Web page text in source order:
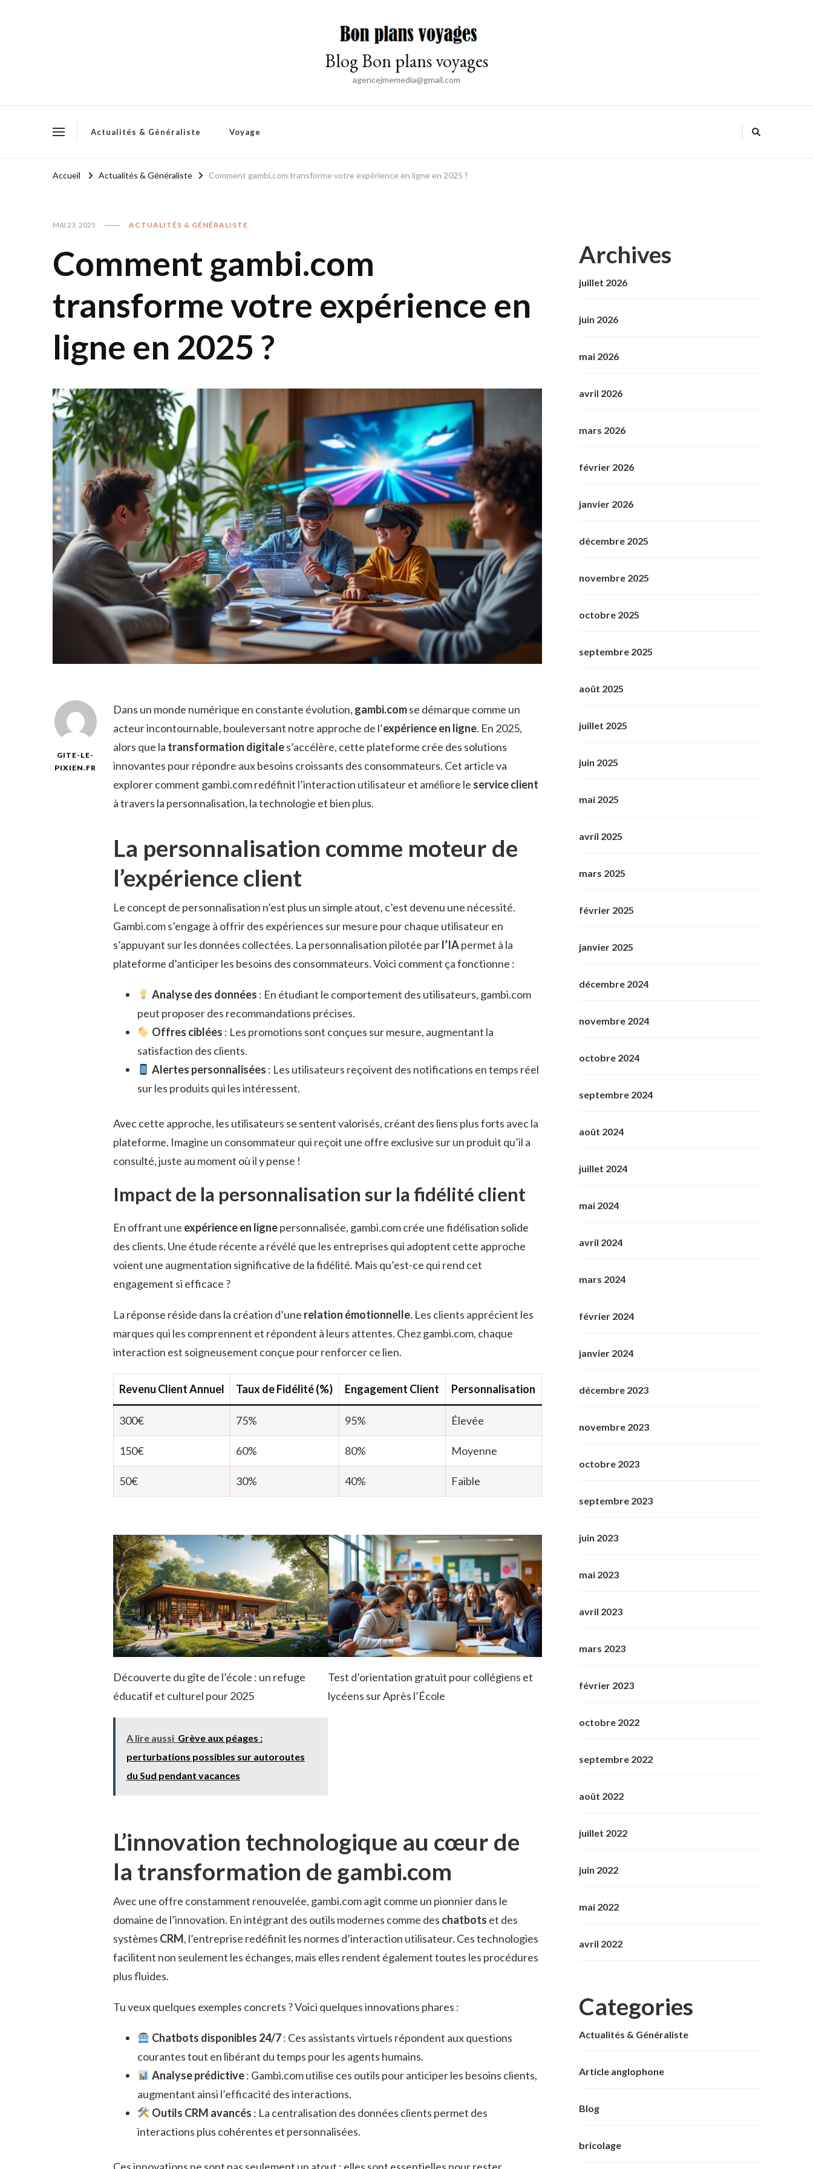
Blog Bon plans voyages
agencejmemedia@gmail.com
Actualités & Généraliste Voyage
Accueil Actualités & Généraliste Comment gambi.com transforme votre expérience en ligne en 2025 ?
MAI 23, 2025 ACTUALITÉS & GÉNÉRALISTE
Comment gambi.com
transforme votre expérience en
ligne en 2025 ?
GITE-LE-
PIXIEN.FR
Dans un monde numérique en constante évolution, gambi.comse démarque comme un
acteur incontournable, bouleversant notre approche de l’expérience en ligne. En 2025,
alors que la transformation digitales’accélère, cette plateforme crée des solutions
innovantes pour répondre aux besoins croissants des consommateurs. Cet article va
explorer comment gambi.com redéfinit l’interaction utilisateur et améliore le service client
à travers la personnalisation, la technologie et bien plus.
La personnalisation comme moteur de
l’expérience client
Le concept de personnalisation n’est plus un simple atout, c’est devenu une nécessité.
Gambi.com s’engage à offrir des expériences sur mesure pour chaque utilisateur en
s’appuyant sur les données collectées. La personnalisation pilotée parl’IApermet à la
plateforme d’anticiper les besoins des consommateurs. Voici comment ça fonctionne :
Analyse des données : En étudiant le comportement des utilisateurs, gambi.com
peut proposer des recommandations précises.
Offres ciblées : Les promotions sont conçues sur mesure, augmentant la
satisfaction des clients.
Alertes personnalisées : Les utilisateurs reçoivent des notifications en temps réel
sur les produits qui les intéressent.
Avec cette approche, les utilisateurs se sentent valorisés, créant des liens plus forts avec la
plateforme. Imagine un consommateur qui reçoit une offre exclusive sur un produit qu’il a
consulté, juste au moment où il y pense !
Impact de la personnalisation sur la fidélité client
En offrant une expérience en lignepersonnalisée, gambi.com crée une fidélisation solide
des clients. Une étude récente a révélé que les entreprises qui adoptent cette approche
voient une augmentation significative de la fidélité. Mais qu’est-ce qui rend cet
engagement si efficace ?
La réponse réside dans la création d’une relation émotionnelle. Les clients apprécient les
marques qui les comprennent et répondent à leurs attentes. Chez gambi.com, chaque
interaction est soigneusement conçue pour renforcer ce lien.
Revenu Client Annuel Taux de Fidélité (%) Engagement Client Personnalisation
300€ 75% 95% Élevée
150€ 60% 80% Moyenne
50€ 30% 40% Faible
Découverte du gîte de l’école : un refuge
éducatif et culturel pour 2025
A lire aussi Grève aux péages :
perturbations possibles sur autoroutes
du Sud pendant vacances
Test d’orientation gratuit pour collégiens et
lycéens sur Après l’École
L’innovation technologique au cœur de
la transformation de gambi.com
Avec une offre constamment renouvelée, gambi.com agit comme un pionnier dans le
domaine de l’innovation. En intégrant des outils modernes comme des chatbots et des
systèmes CRM, l’entreprise redéfinit les normes d’interaction utilisateur. Ces technologies
facilitent non seulement les échanges, mais elles rendent également toutes les procédures
plus fluides.
Tu veux quelques exemples concrets ? Voici quelques innovations phares :
Chatbots disponibles 24/7: Ces assistants virtuels répondent aux questions
courantes tout en libérant du temps pour les agents humains.
Analyse prédictive: Gambi.com utilise ces outils pour anticiper les besoins clients,
augmentant ainsi l’efficacité des interactions.
Outils CRM avancés : La centralisation des données clients permet des
interactions plus cohérentes et personnalisées.
Archives
juillet 2026
juin 2026
mai 2026
avril 2026
mars 2026
février 2026
janvier 2026
décembre 2025
novembre 2025
octobre 2025
septembre 2025
août 2025
juillet 2025
juin 2025
mai 2025
avril 2025
mars 2025
février 2025
janvier 2025
décembre 2024
novembre 2024
octobre 2024
septembre 2024
août 2024
juillet 2024
mai 2024
avril 2024
mars 2024
février 2024
janvier 2024
décembre 2023
novembre 2023
octobre 2023
septembre 2023
juin 2023
mai 2023
avril 2023
mars 2023
février 2023
octobre 2022
septembre 2022
août 2022
juillet 2022
juin 2022
mai 2022
avril 2022
Categories
Actualités & Généraliste
Article anglophone
Blog
bricolage